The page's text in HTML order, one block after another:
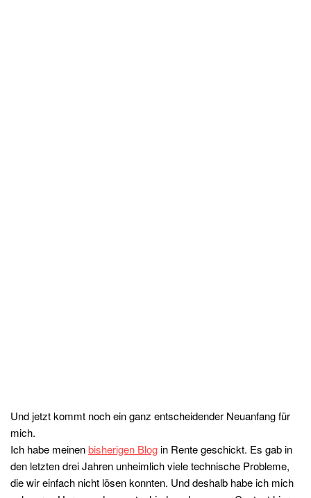
Und jetzt kommt noch ein ganz entscheidender Neuanfang für
mich.
Ich habe meinenbisherigen Blogin Rente geschickt. Es gab in
den letzten drei Jahren unheimlich viele technische Probleme,
die wir einfach nicht lösen konnten. Und deshalb habe ich mich